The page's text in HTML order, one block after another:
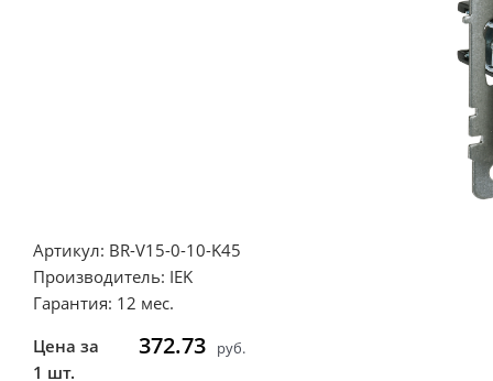
Артикул: BR-V15-0-10-K45
Производитель: IEK
Гарантия: 12 мес.
Цена за
1 шт.
372.73 руб.